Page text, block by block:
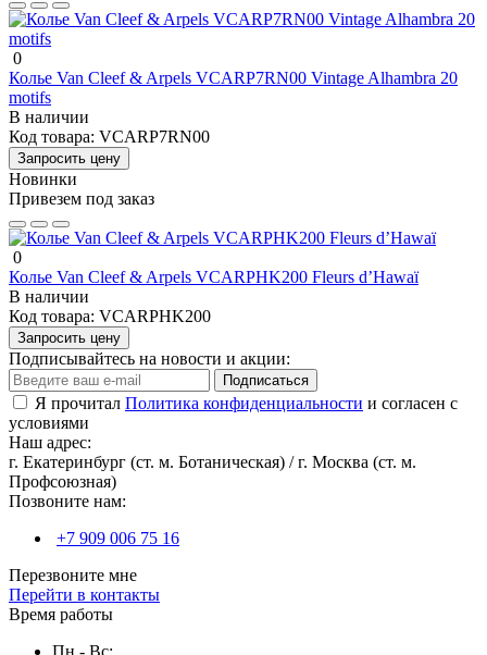
0
Колье Van Cleef & Arpels VCARP7RN00 Vintage Alhambra 20
motifs
В наличии
Код товара: VCARP7RN00
Запросить цену
Новинки
Привезем под заказ
0
Колье Van Cleef & Arpels VCARPHK200 Fleurs d’Hawaï
В наличии
Код товара: VCARPHK200
Запросить цену
Подписывайтесь на новости и акции:
Подписаться
Я прочитал Политика конфиденциальности и согласен с
условиями
Наш адрес:
г. Екатеринбург (ст. м. Ботаническая) / г. Москва (ст. м.
Профсоюзная)
Позвоните нам:
+7 909 006 75 16
Перезвоните мне
Перейти в контакты
Время работы
Пн - Вс: